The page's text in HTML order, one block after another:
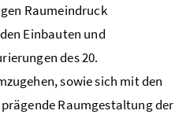
Raumeindruck
Einbauten und
des 20.
sowie sich mit den
Raumgestaltung der